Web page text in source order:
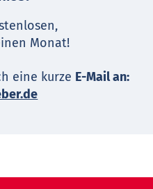
Monat!
eine kurze E-Mail an: